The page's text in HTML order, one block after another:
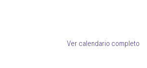
Ver calendario completo